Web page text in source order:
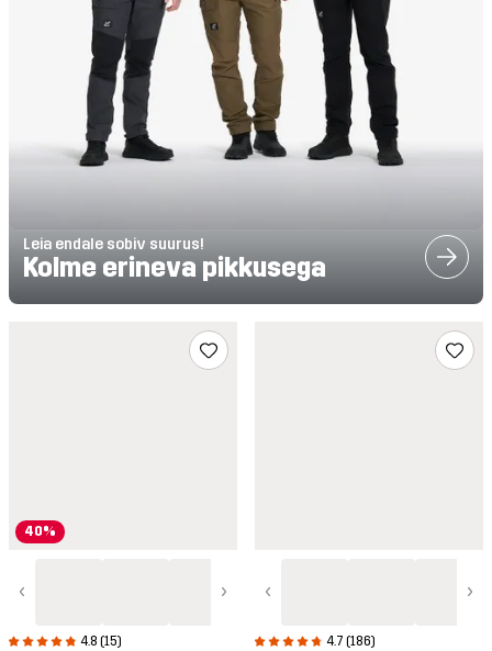
Leia endale sobiv suurus!
Kolme erineva pikkusega
40%
‹ ›
4.8 (15)
‹ ›
4.7 (186)